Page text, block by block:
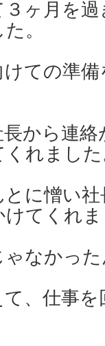
ヶ月を
。
ての準
から連
くれまし
に憎い
てくれ
なかっ
、仕事